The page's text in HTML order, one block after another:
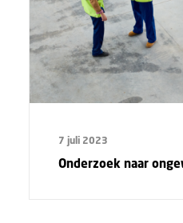
7 juli 2023
Onderzoek naar